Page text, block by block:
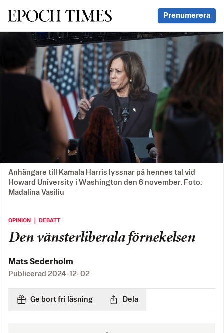
Svenska Epoch Times Prenumerera
Anhängare till Kamala Harris lyssnar på hennes tal vid
Howard University i Washington den 6 november. Foto:
Madalina Vasiliu
OPINION ｜ DEBATT
Den vänsterliberala förnekelsen
Mats Sederholm
Publicerad 2024-12-02
Ge bort fri läsning Dela